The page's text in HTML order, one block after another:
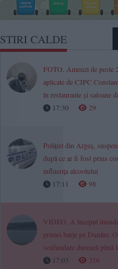
STIRI CALDE
FOTO. Amenzi de peste
aplicate de CJPC
în restaurante și saloane
17:30
29
Polițist din Argeș,
după ce ar fi fost prins
influența alcoolului
17:11
98
VIDEO. A început
primei barje pe Dunăre.
scufundare durează până
17:03
216